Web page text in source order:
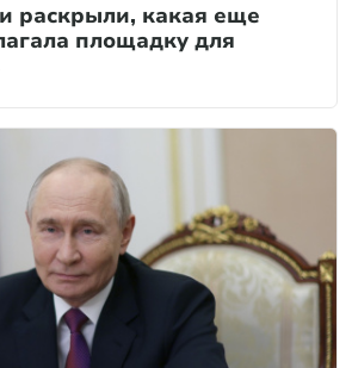
раскрыли, какая еще
площадку для